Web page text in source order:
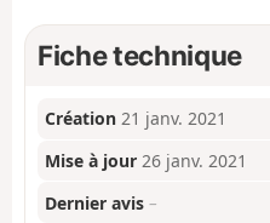
Fiche technique
Création 21 janv. 2021
Mise à jour 26 janv. 2021
Dernier avis –